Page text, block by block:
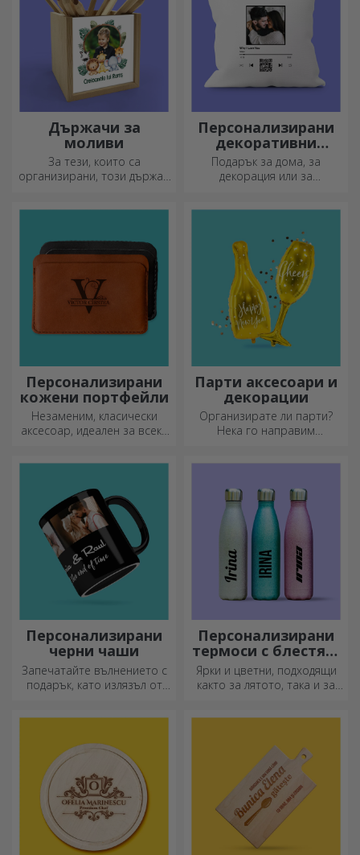
Държачи за
моливи
За тези, които са
организирани, този държач
Персонализирани
декоративни
възглавници
Подарък за дома, за
декорация или за
всеки повод.
Персонализирани
кожени портфейли
Незаменим, класически
аксесоар, идеален за всеки
Парти аксесоари и
декорации
Организирате ли парти?
Нека го направим
атмосферата.
Персонализирани
черни чаши
Запечатайте вълнението с
подарък, като излязъл от
впечатление на всеки,
който ги получи като
подарък.
Персонализирани
термоси с блестящ
дизайн
Ярки и цветни, подходящи
както за лятото, така и за
навсякъде с вас!